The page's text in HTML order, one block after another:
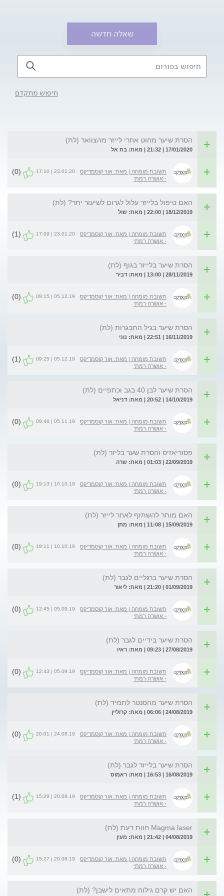
שאלה חדשה
חיפוש מתקדם
הסרת שיער מחוט אחרי לייזר מהצוואר (לת)
17/01/2020 | 21:32 | מאת: בת אל
תשובת מומחה | מאת: אור קוסמדיקס
- אושרה רמתי
23.01.20 | 17:10
(0)
האם טיפול בלייזר עלול לגרום לשיעור יתר? (לת)
18/12/2019 | 22:00 | מאת: שול
תשובת מומחה | מאת: אור קוסמדיקס
- אושרה רמתי
23.01.20 | 17:09
(1)
הסרת שיער בלייזר בגוף (לת)
28/11/2019 | 13:00 | מאת: דביר
תשובת מומחה | מאת: אור קוסמדיקס
- אושרה רמתי
05.12.19 | 09:15
(0)
הסרת שיער בגיל התבגרות (לת)
16/11/2019 | 22:51 | מאת: נוני
תשובת מומחה | מאת: אור קוסמדיקס
- אושרה רמתי
05.12.19 | 09:25
(1)
הסרת שיער לבן 40 בגב וכתפיים (לת)
14/10/2019 | 20:52 | מאת: דניאל
תשובת מומחה | מאת: אור קוסמדיקס
- אושרה רמתי
05.11.19 | 09:46
(0)
פסוריאזיס והסרת שער בליזר (לת)
22/09/2019 | 01:03 | מאת: שרה
תשובת מומחה | מאת: אור קוסמדיקס
- אושרה רמתי
10.10.19 | 19:13
(0)
האם מותר להשתזף לאחר לייזר (לת)
15/09/2019 | 11:08 | מאת: מתן
תשובת מומחה | מאת: אור קוסמדיקס
- אושרה רמתי
10.10.19 | 19:11
(0)
הסרת שיער ברגליים לגבר (לת)
01/09/2019 | 21:20 | מאת: ליאור
תשובת מומחה | מאת: אור קוסמדיקס
- אושרה רמתי
05.09.19 | 12:45
(0)
הסרת שיער בידיים לגבר (לת)
27/08/2019 | 09:23 | מאת: ראיו
תשובת מומחה | מאת: אור קוסמדיקס
- אושרה רמתי
05.09.19 | 12:43
(0)
הסרת שיער מהסנטר לתמיד (לת)
24/08/2019 | 06:06 | מאת: קרוליין
תשובת מומחה | מאת: אור קוסמדיקס
- אושרה רמתי
24.08.19 | 20:01
(0)
הסרת שיער בלייזר לגבר (לת)
16/08/2019 | 16:53 | מאת: ראמוס
תשובת מומחה | מאת: אור קוסמדיקס
- אושרה רמתי
20.08.19 | 15:29
(1)
Magma laser חוות דעת (לת)
04/08/2019 | 21:42 | מאת: מעין
תשובת מומחה | מאת: אור קוסמדיקס
- אושרה רמתי
20.08.19 | 15:27
(0)
האם יש קרם גילוח מתאים לישבן? (לת)